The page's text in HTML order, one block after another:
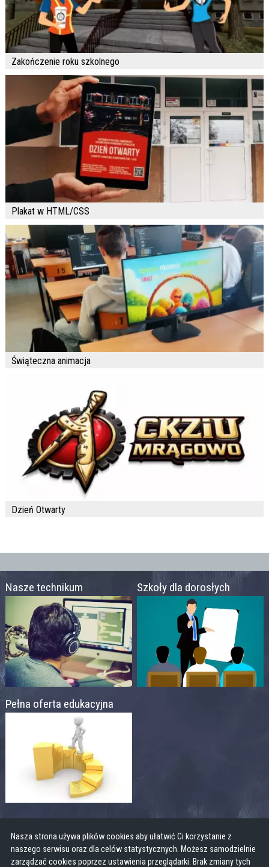
Zakończenie roku szkolnego
Plakat w HTML/CSS
Świąteczna animacja
Dzień Otwarty
Nasze technikum Szkoły dla dorosłych
Pełna oferta edukacyjna
Nasza strona używa plików cookies aby ułatwić Ci korzystanie z
naszego serwisu oraz dla celów statystycznych. Możesz samodzielnie
zarządzać cookies poprzez ustawienia przeglądarki. Brak zmiany tych